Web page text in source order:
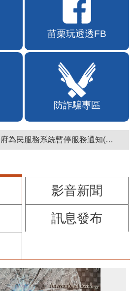
苗栗玩透透FB
防詐騙專區
【停機公告】本府為民服務系統暫停服務通知(停止服務時間：115年8月6日17時至19時)
影音新聞
訊息發布